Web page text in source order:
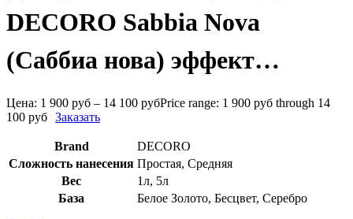
DECORO Sabbia Nova
(Саббиа нова) эффект
“песчаных бурь” с
перламутром зерно 200
Цена: 1 900 руб – 14 100 рубPrice range: 1 900 руб through 14
100 руб Заказать
Brand
DECORO
Сложность нанесения Простая, Средняя
Вес
1л, 5л
База
Белое Золото, Бесцвет, Серебро